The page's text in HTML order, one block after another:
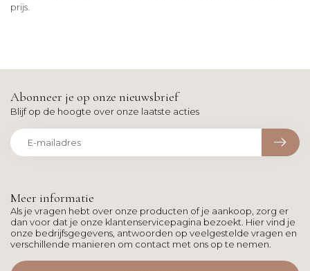
prijs.
Meer informatie
Als je vragen hebt over onze producten of je aankoop, zorg er
dan voor dat je onze klantenservicepagina bezoekt. Hier vind je
onze bedrijfsgegevens, antwoorden op veelgestelde vragen en
verschillende manieren om contact met ons op te nemen.
Abonneer je op onze nieuwsbrief
Blijf op de hoogte over onze laatste acties